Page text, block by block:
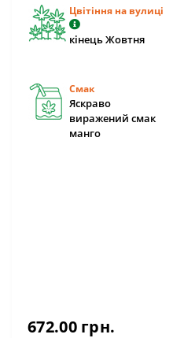
Цвітіння на вулиці
кінець Жовтня
Смак
Яскраво
виражений смак
манго
672.00 грн.